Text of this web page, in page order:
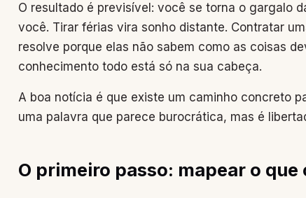
O resultado é previsível: você se torna o gargalo
você. Tirar férias vira sonho distante. Contratar
resolve porque elas não sabem como as coisas
conhecimento todo está só na sua cabeça.
A boa notícia é que existe um caminho concreto
uma palavra que parece burocrática, mas é
O primeiro passo: mapear o